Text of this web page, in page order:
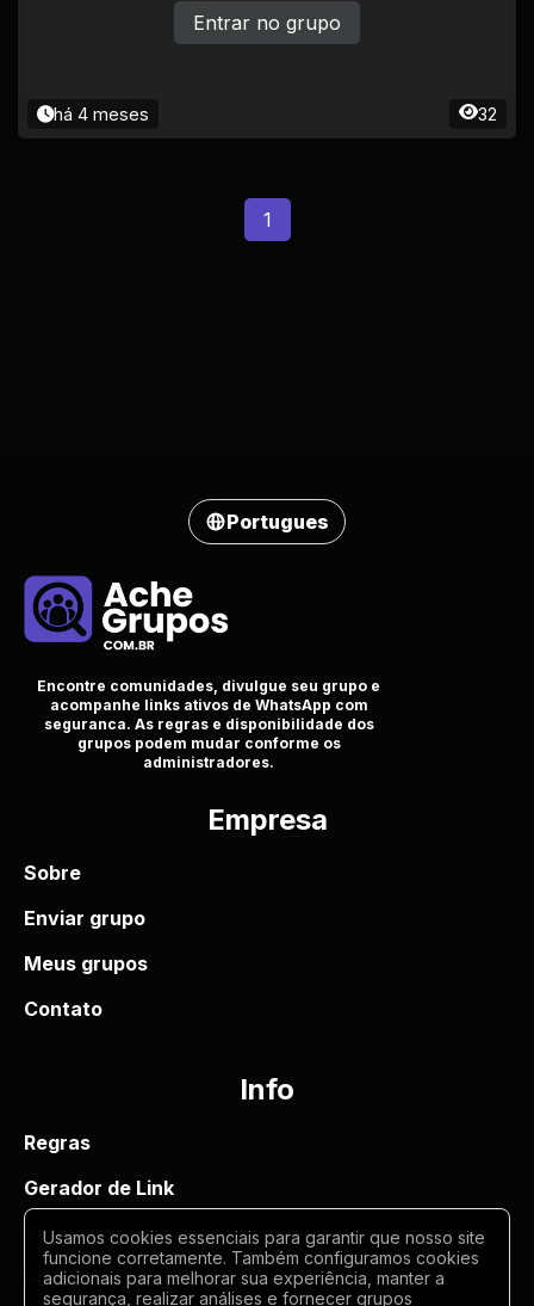
há 4 meses 32
Entrar no grupo
1
Portugues
Encontre comunidades, divulgue seu grupo e
acompanhe links ativos de WhatsApp com
seguranca. As regras e disponibilidade dos
grupos podem mudar conforme os
administradores.
Empresa
Sobre
Enviar grupo
Meus grupos
Contato
Info
Regras
Gerador de Link
Termos de uso
Politica de privacidade
Usamos cookies essenciais para garantir que nosso site
funcione corretamente. Também configuramos cookies
adicionais para melhorar sua experiência, manter a
segurança, realizar análises e fornecer grupos